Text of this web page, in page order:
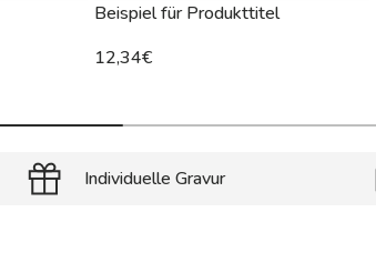
Beispiel für Produkttitel
12,34€
Individuelle Gravur